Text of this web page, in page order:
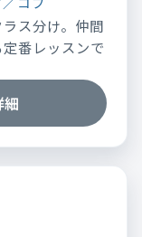
ス分け。仲間
番レッスンで
細